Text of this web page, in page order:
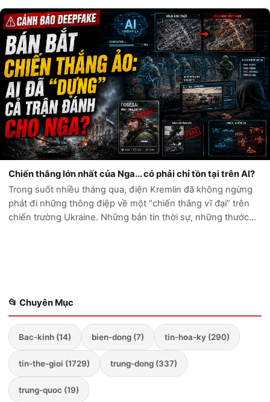
các mối đe dọa t...
Chiến thắng lớn nhất của Nga... có phải chỉ tồn tại trên AI?
Trong suốt nhiều tháng qua, điện Kremlin đã không ngừng
phát đi những thông điệp về một “chiến thắng vĩ đại” trên
chiến trường Ukraine. Những bản tin thời sự, những thước
📂 Chuyên Mục
Bac-kinh (14) bien-dong (7) tin-hoa-ky (290)
tin-the-gioi (1729) trung-dong (337)
trung-quoc (19)